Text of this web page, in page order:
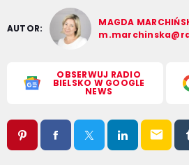
AUTOR:
MAGDA
OBSERWUJ RADIO
BIELSKO W GOOGLE
NEWS
email